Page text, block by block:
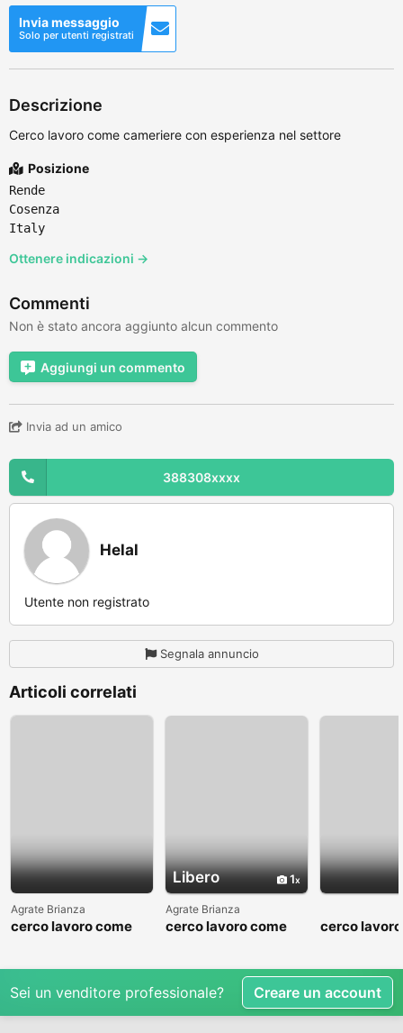
Invia messaggio
Solo per utenti registrati
Descrizione
Cerco lavoro come cameriere con esperienza nel settore
Posizione
Rende
Cosenza
Italy
Ottenere indicazioni →
Commenti
Non è stato ancora aggiunto alcun commento
Aggiungi un commento
Invia ad un amico
388308xxxx
Helal
Utente non registrato
Segnala annuncio
Articoli correlati
Agrate Brianza
cerco lavoro come
Libero 1
Agrate Brianza
cerco lavoro come
cerco
Sei un venditore professionale? Creare un account